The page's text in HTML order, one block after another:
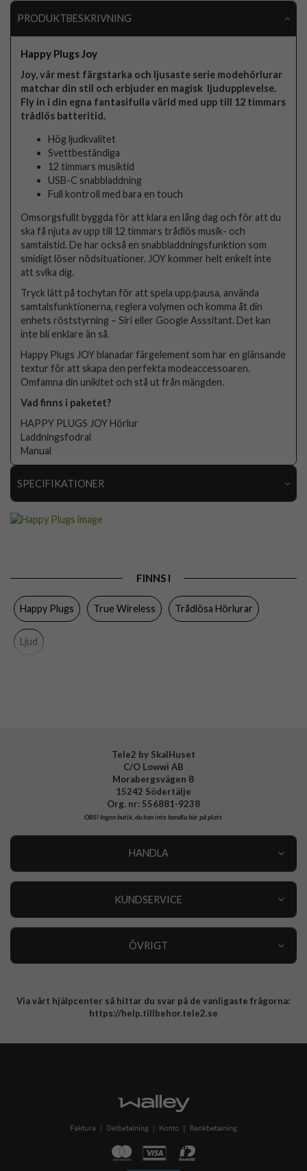
PRODUKTBESKRIVNING
Happy Plugs Joy
Joy, vår mest färgstarka och ljusaste serie modehörlurar
matchar din stil och erbjuder en magisk ljudupplevelse.
Fly in i din egna fantasifulla värld med upp till 12 timmars
trådlös batteritid.
Hög ljudkvalitet
Svettbeständiga
12 timmars musiktid
USB-C snabbladdning
Full kontroll med bara en touch
Omsorgsfullt byggda för att klara en lång dag och för att du
ska få njuta av upp till 12 timmars trådlös musik- och
samtalstid. De har också en snabbladdningsfunktion som
smidigt löser nödsituationer. JOY kommer helt enkelt inte
att svika dig.
Tryck lätt på tochytan för att spela upp/pausa, använda
samtalsfunktionerna, reglera volymen och komma åt din
enhets röststyrning – Siri eller Google Asssitant. Det kan
inte bli enklare än så.
Happy Plugs JOY blanadar färgelement som har en glänsande
textur för att skapa den perfekta modeaccessoaren.
Omfamna din unikitet och stå ut från mängden.
Vad finns i paketet?
HAPPY PLUGS JOY Hörlur
Laddningsfodral
Manual
SPECIFIKATIONER
Material Plast
Varumärke
FINNS I
Happy Plugs True Wireless Trådlösa Hörlurar
Ljud
Tele2 by SkalHuset
C/O Lowwi AB
Morabergsvägen 8
15242 Södertälje
Org. nr: 556881-9238
OBS!Ingen butik, du kan inte handla här på plats
HANDLA
KUNDSERVICE
ÖVRIGT
Integritetspolicy
Via vårt hjälpcenter så hittar du svar på de vanligaste frågorna:
https://help.tillbehor.tele2.se